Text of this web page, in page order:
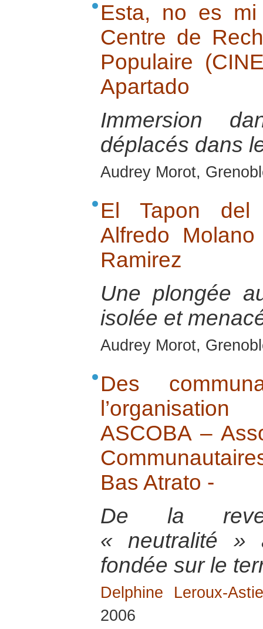
Esta, no es
Centre de
Populaire
Apartado
Immersion
déplacés dans
Audrey Morot,
El Tapon del
Alfredo
Ramirez
Une plongée
isolée et
Audrey Morot,
Des
ASCOBA –
Bas Atrato -
De la
« neutralité »
fondée sur le
Delphine Leroux-
2006